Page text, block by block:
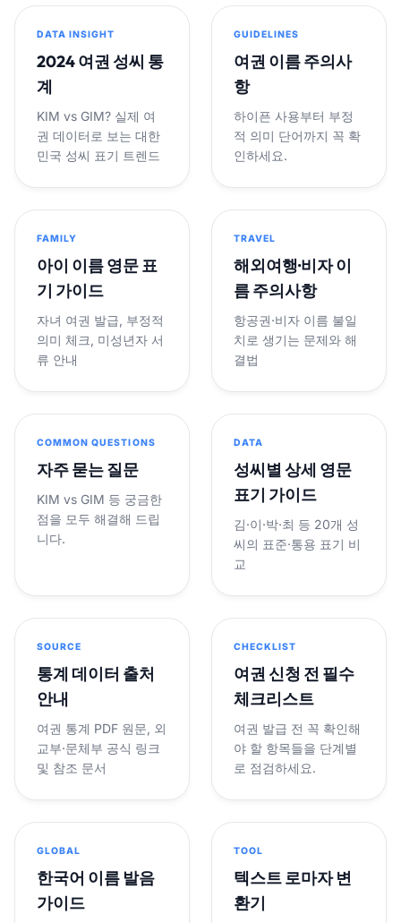
DATA INSIGHT
2024 여권 성씨 통
계
KIM vs GIM? 실제 여
권 데이터로 보는 대한
민국 성씨 표기 트렌드
GUIDELINES
여권 이름 주의사
항
하이픈 사용부터 부정
적 의미 단어까지 꼭 확
인하세요.
FAMILY
아이 이름 영문 표
기 가이드
자녀 여권 발급, 부정적
의미 체크, 미성년자 서
류 안내
TRAVEL
해외여행·비자 이
름 주의사항
항공권·비자 이름 불일
치로 생기는 문제와 해
결법
COMMON QUESTIONS
자주 묻는 질문
KIM vs GIM 등 궁금한
점을 모두 해결해 드립
니다.
DATA
성씨별 상세 영문
표기 가이드
김·이·박·최 등 20개 성
씨의 표준·통용 표기 비
교
SOURCE
통계 데이터 출처
안내
여권 통계 PDF 원문, 외
교부·문체부 공식 링크
및 참조 문서
CHECKLIST
여권 신청 전 필수
체크리스트
여권 발급 전 꼭 확인해
야 할 항목들을 단계별
로 점검하세요.
GLOBAL
한국어 이름 발음
가이드
TOOL
텍스트 로마자 변
환기